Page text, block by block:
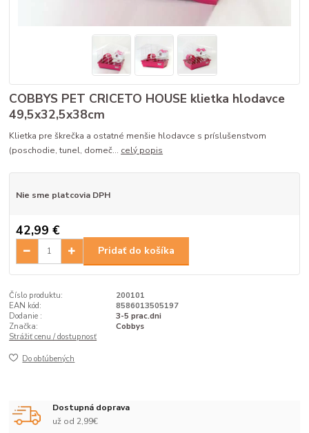
COBBYS PET CRICETO HOUSE klietka hlodavce
49,5x32,5x38cm
Klietka pre škrečka a ostatné menšie hlodavce s príslušenstvom
(poschodie, tunel, domeč... celý popis
Nie sme platcovia DPH
42,99 €
Pridať do košíka
Číslo produktu:
200101
EAN kód:
8586013505197
Dodanie :
3-5 prac.dni
Značka:
Cobbys
Strážiť cenu / dostupnosť
Do obľúbených
Dostupná doprava
už od 2,99€